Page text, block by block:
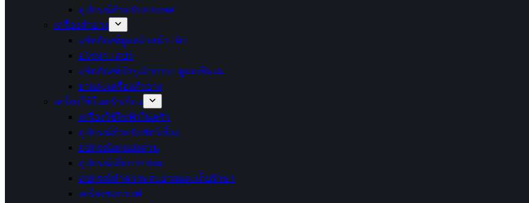
อุปกรณ์สำหรับทางเพศ
เครื่องสำอาง
ผลิตภัณฑ์ดูแลผิวหน้า / ผิว
อโรม่า / สปา
ผลิตภัณฑ์บำรุงผิวกาย / ดูแลเส้นผม
ยาและเครื่องสำอาง
เครื่องใช้ในครัวเรือน
เครื่องใช้ไฟฟ้าในครัว
อุปกรณ์สำหรับสัตว์เลี้ยง
อุปกรณ์ตกแต่งสวน
อุปกรณ์เพื่อการซ่อม
อุปกรณ์ทำความสะอาดและเก็บรักษา
เครื่องชงกาแฟ